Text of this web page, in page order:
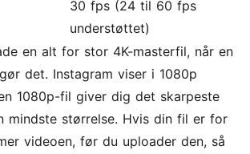
30 fps (24 til 60 fps
understøttet)
en alt for stor 4K-masterfil, når en
det. Instagram viser i 1080p
1080p-fil giver dig det skarpeste
mindste størrelse. Hvis din fil er for
videoen, før du uploader den, så